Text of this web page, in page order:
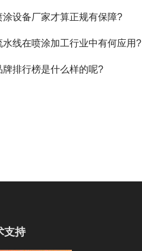
设备厂家才算正规有保障?
水线在喷涂加工行业中有何应用?
排行榜是什么样的呢?
支持